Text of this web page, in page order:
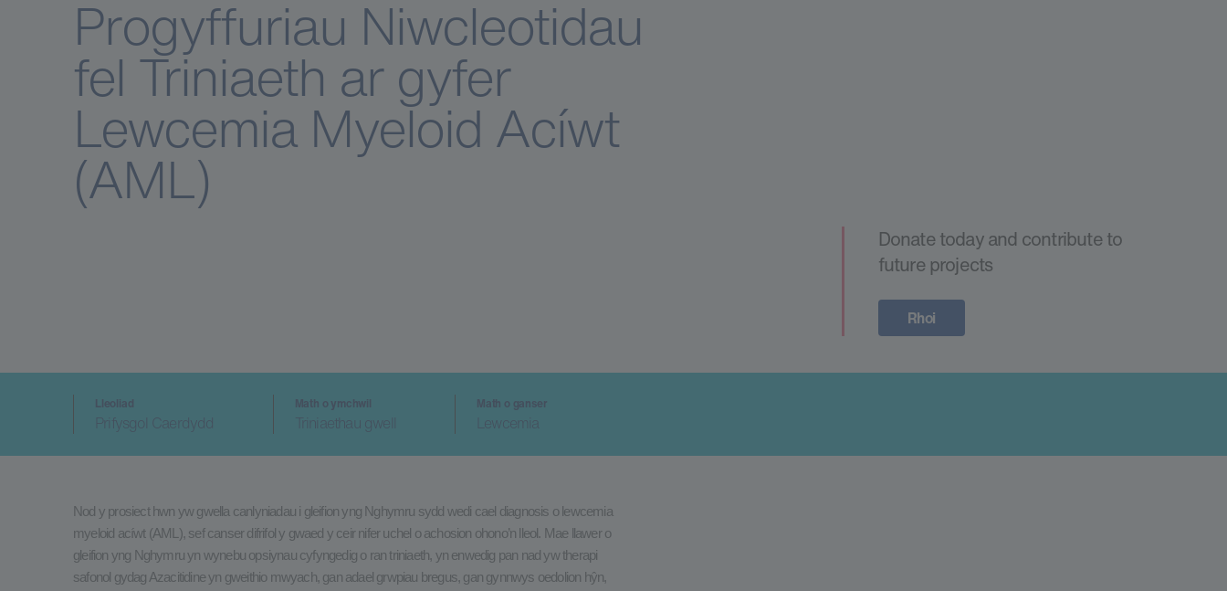
Progyffuriau Niwcleotidau
fel Triniaeth ar gyfer
Lewcemia Myeloid Acíwt
(AML)
Donate today and contribute to
future projects
Rhoi
Lleoliad
Prifysgol Caerdydd
Math o ymchwil
Triniaethau gwell
Math o ganser
Lewcemia
Nod y prosiect hwn yw gwella canlyniadau i gleifion yng Nghymru sydd wedi cael diagnosis o lewcemia
myeloid acíwt (AML), sef canser difrifol y gwaed y ceir nifer uchel o achosion ohono’n lleol. Mae llawer o
gleifion yng Nghymru yn wynebu opsiynau cyfyngedig o ran triniaeth, yn enwedig pan nad yw therapi
safonol gydag Azacitidine yn gweithio mwyach, gan adael grwpiau bregus, gan gynnwys oedolion hŷn,